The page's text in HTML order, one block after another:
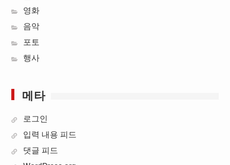
영화
음악
포토
행사
메타
로그인
입력 내용 피드
댓글 피드